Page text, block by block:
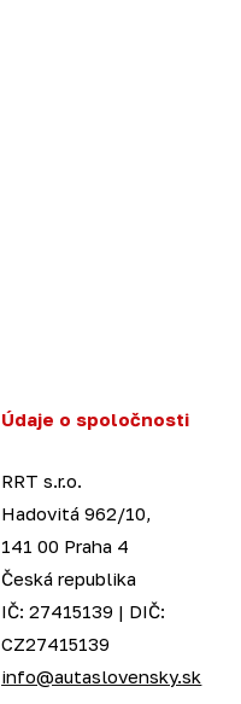
Údaje o spoločnosti
RRT s.r.o.
Hadovitá 962/10,
141 00 Praha 4
Česká republika
IČ: 27415139 | DIČ:
CZ27415139
info@autaslovensky.sk